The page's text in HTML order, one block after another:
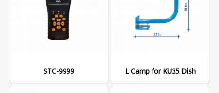
STC-9999 L Camp for KU35 Dish